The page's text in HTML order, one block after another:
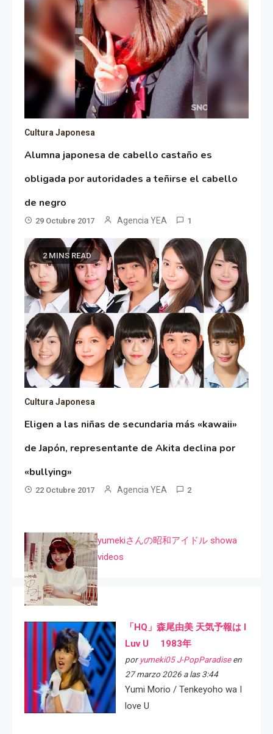
Cultura Japonesa
Alumna japonesa de cabello castaño es
obligada por autoridades a teñirse el cabello
de negro
29 Octubre 2017 Agencia YEA 1
2 MINS READ
Cultura Japonesa
Eligen a las niñas de secundaria más «kawaii»
de Japón, representante de Akita declina por
«bullying»
22 Octubre 2017 Agencia YEA 2
yumekiさんの昭和アイドル showa
videos
「HQ」森尾由美 天気予報は I
Luv U 1983年
por yumeki05 J-PopParadiseen
27 marzo 2026 a las 3:44
Yumi Morio / Tenkeyoho wa I
love U